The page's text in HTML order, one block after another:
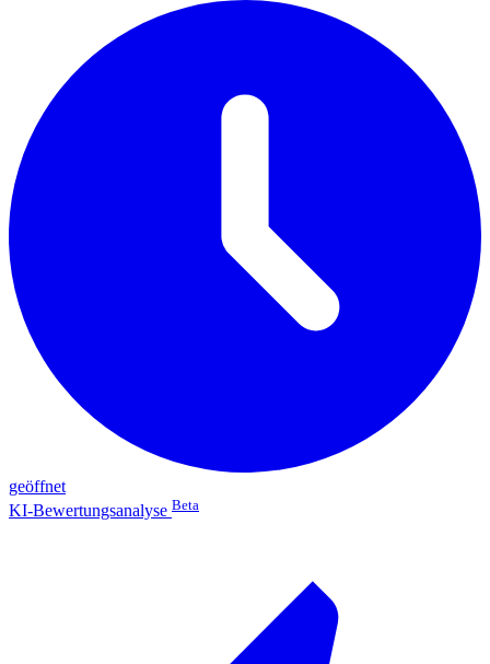
geöffnet
KI-Bewertungsanalyse Beta